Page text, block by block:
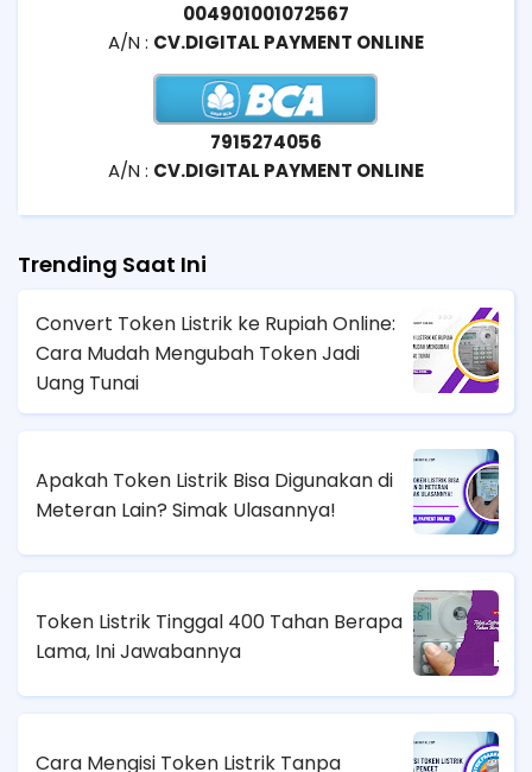
004901001072567
A/N : CV.DIGITAL PAYMENT ONLINE
7915274056
A/N : CV.DIGITAL PAYMENT ONLINE
Trending Saat Ini
Convert Token Listrik ke Rupiah Online:
Cara Mudah Mengubah Token Jadi
Uang Tunai
Apakah Token Listrik Bisa Digunakan di
Meteran Lain? Simak Ulasannya!
Token Listrik Tinggal 400 Tahan Berapa
Lama, Ini Jawabannya
Cara Mengisi Token Listrik Tanpa